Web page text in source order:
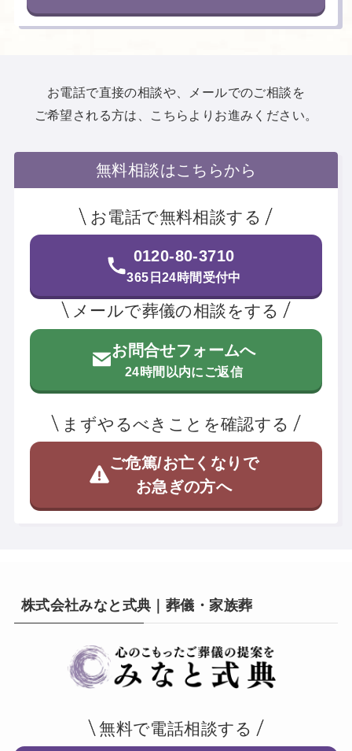
お電話で直接の相談や、メールでのご相談を
ご希望される方は、こちらよりお進みください。
無料相談はこちらから
お電話で無料相談する
0120-80-3710
365日24時間受付中
メールで葬儀の相談をする
お問合せフォームへ
24時間以内にご返信
まずやるべきことを確認する
ご危篤/お亡くなりで
お急ぎの方へ
株式会社みなと式典｜葬儀・家族葬
無料で電話相談する